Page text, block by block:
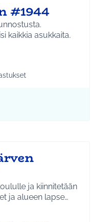
#1944
kaikkia asukkaita.
Tuusula
mukaan: Liikunta ja
ja kiinnitetään
ja alueen lapse…